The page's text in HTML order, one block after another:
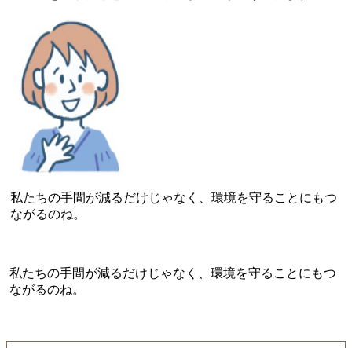
私たちの手間が減るだけじゃなく、環境を守ることにもつ
ながるのね。
私たちの手間が減るだけじゃなく、環境を守ることにもつ
ながるのね。